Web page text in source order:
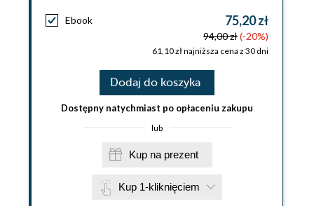
Ebook 75,20 zł
94,00 zł(-20%)
61,10 zł najniższa cena z 30 dni
Dodaj do koszyka
Dostępny natychmiast po opłaceniu zakupu
lub
Kup na prezent
Kup 1-kliknięciem